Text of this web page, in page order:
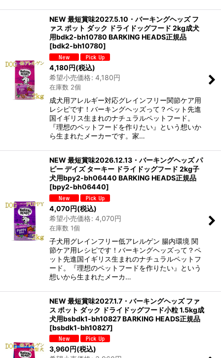
NEW 最短賞味2027.5.10・バーキングヘッズ フ
ァス ポット ダック ドライドッグフード 2kg成犬
用bdk2-bh10780 BARKING HEADS正規品
[bdk2-bh10780]
4,180円(税込)
希望小売価格: 4,180円
在庫数 2個
成犬用アレルギー対応グレインフリー関節ケア用
レシピです！バーキングヘッズって？ペット先進
国イギリス生まれのナチュラルペットフード。
『理想のペットフードを作りたい』という想いか
ら生まれたメーカーです。家…
NEW 最短賞味2026.12.13・バーキングヘッズ パ
ピー デイズ ターキー ドライドッグフード 2kg子
犬用bpy2-bh06440 BARKING HEADS正規品
[bpy2-bh06440]
4,070円(税込)
希望小売価格: 4,070円
在庫数 1個
子犬用グレインフリー低アレルゲン 腸内環境 関
節ケア用レシピです！バーキングヘッズって？ペ
ット先進国イギリス生まれのナチュラルペットフ
ード。『理想のペットフードを作りたい』という
想いから生まれたメーカ…
NEW 最短賞味2027.1.7・バーキングヘッズ ファ
ス ポット ダック ドライドッグフード小粒 1.5kg成
犬用bsbdk1-bh10827 BARKING HEADS正規品
[bsbdk1-bh10827]
3,960円(税込)